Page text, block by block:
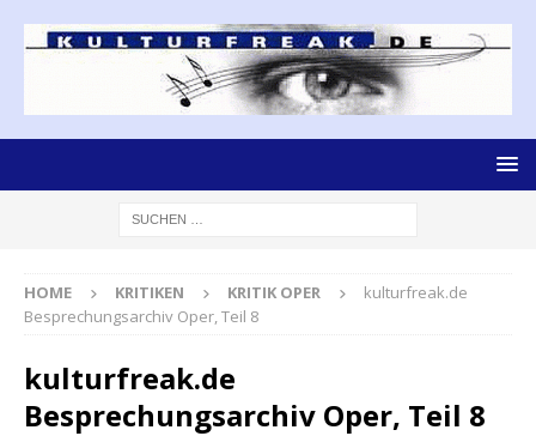
HOME KRITIKEN KRITIK OPER
kulturfreak.de
Besprechungsarchiv Oper, Teil 8
kulturfreak.de
Besprechungsarchiv Oper, Teil 8